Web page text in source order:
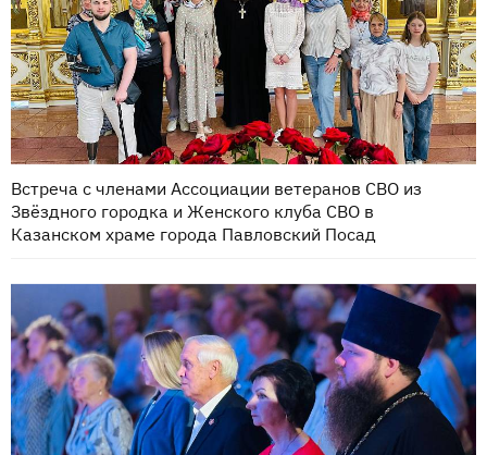
Встреча с членами Ассоциации ветеранов СВО из
Звёздного городка и Женского клуба СВО в
Казанском храме города Павловский Посад